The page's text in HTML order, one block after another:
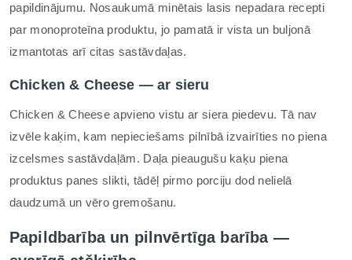
papildinājumu. Nosaukumā minētais lasis nepadara recepti
par monoproteīna produktu, jo pamatā ir vista un buljonā
izmantotas arī citas sastāvdaļas.
Chicken & Cheese — ar sieru
Chicken & Cheese apvieno vistu ar siera piedevu. Tā nav
izvēle kaķim, kam nepieciešams pilnībā izvairīties no piena
izcelsmes sastāvdaļām. Daļa pieaugušu kaķu piena
produktus panes slikti, tādēļ pirmo porciju dod nelielā
daudzumā un vēro gremošanu.
Papildbarība un pilnvērtīga barība —